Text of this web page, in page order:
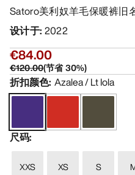
Satoro美利奴羊毛保暖裤旧
设计于: 2022
€84.00
€120.00(节省30%)
折扣颜色: Azalea / Lt Iola
尺码:
XXS XS S